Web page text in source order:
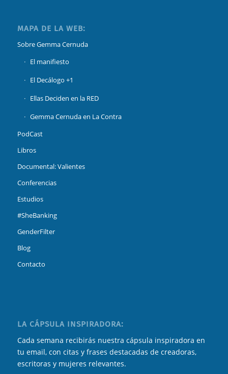
MAPA DE LA WEB:
Sobre Gemma Cernuda
El manifiesto
El Decálogo +1
Ellas Deciden en la RED
Gemma Cernuda en La Contra
PodCast
Libros
Documental: Valientes
Conferencias
Estudios
#SheBanking
GenderFilter
Blog
Contacto
LA CÁPSULA INSPIRADORA:
Cada semana recibirás nuestra cápsula inspiradora en
tu email, con citas y frases destacadas de creadoras,
escritoras y mujeres relevantes.